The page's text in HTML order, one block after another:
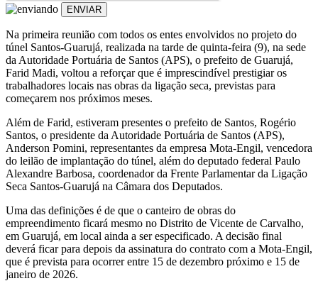
ENVIAR
Na primeira reunião com todos os entes envolvidos no projeto do
túnel Santos-Guarujá, realizada na tarde de quinta-feira (9), na sede
da Autoridade Portuária de Santos (APS), o prefeito de Guarujá,
Farid Madi, voltou a reforçar que é imprescindível prestigiar os
trabalhadores locais nas obras da ligação seca, previstas para
começarem nos próximos meses.
Além de Farid, estiveram presentes o prefeito de Santos, Rogério
Santos, o presidente da Autoridade Portuária de Santos (APS),
Anderson Pomini, representantes da empresa Mota-Engil, vencedora
do leilão de implantação do túnel, além do deputado federal Paulo
Alexandre Barbosa, coordenador da Frente Parlamentar da Ligação
Seca Santos-Guarujá na Câmara dos Deputados.
Uma das definições é de que o canteiro de obras do
empreendimento ficará mesmo no Distrito de Vicente de Carvalho,
em Guarujá, em local ainda a ser especificado. A decisão final
deverá ficar para depois da assinatura do contrato com a Mota-Engil,
que é prevista para ocorrer entre 15 de dezembro próximo e 15 de
janeiro de 2026.